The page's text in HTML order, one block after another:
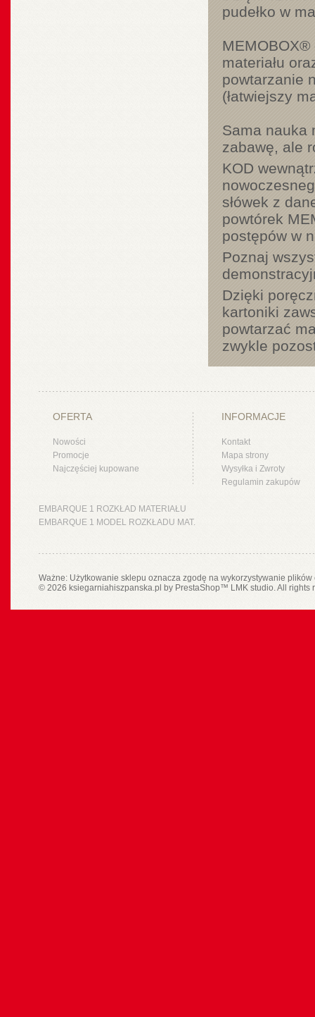
pudełko w
MEMOBOX®
materiału
powtarzanie
(łatwiejszy
Sama nauka
zabawę, ale
KOD
słówek z
powtórek
postępów w
Poznaj
Dzięki
kartoniki
powtarzać
zwykle
OFERTA
Nowości
Promocje
Najczęściej kupowane
INFORMACJE
Kontakt
Mapa strony
Wysyłka i Zwroty
Regulamin zakupów
EMBARQUE 1 ROZKŁAD MATERIAŁU
EMBARQUE 1 MODEL ROZKŁADU MAT.
Ważne: Użytkowanie sklepu oznacza zgodę na wykorzystywanie
© 2026 ksiegarniahiszpanska.pl by PrestaShop™ LMK studio. All rights